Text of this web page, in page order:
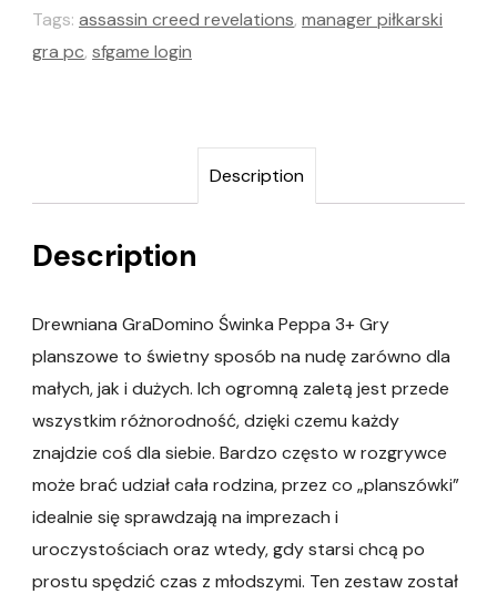
Tags: assassin creed revelations, manager piłkarski
gra pc, sfgame login
Description
Description
Drewniana GraDomino Świnka Peppa 3+ Gry
planszowe to świetny sposób na nudę zarówno dla
małych, jak i dużych. Ich ogromną zaletą jest przede
wszystkim różnorodność, dzięki czemu każdy
znajdzie coś dla siebie. Bardzo często w rozgrywce
może brać udział cała rodzina, przez co „planszówki”
idealnie się sprawdzają na imprezach i
uroczystościach oraz wtedy, gdy starsi chcą po
prostu spędzić czas z młodszymi. Ten zestaw został